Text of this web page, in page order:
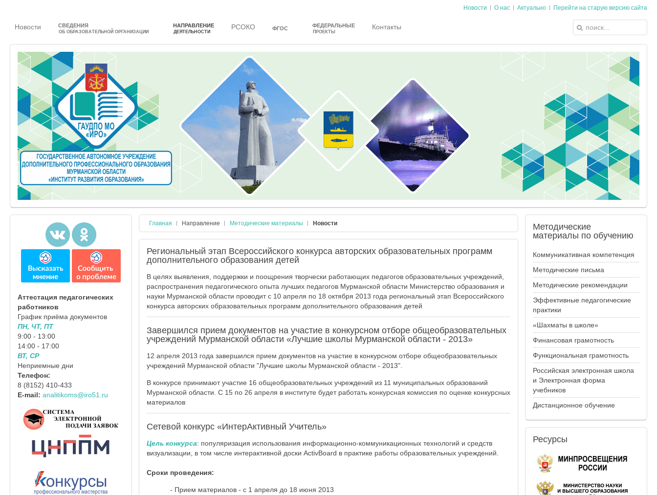
Новости О нас Актуально Перейти на старую версию сайта
Новости СВЕДЕНИЯ
ОБ ОБРАЗОВАТЕЛЬНОЙ ОРГАНИЗАЦИИ
НАПРАВЛЕНИЕ
ДЕЯТЕЛЬНОСТИ
РСОКО ФГОС ФЕДЕРАЛЬНЫЕ
ПРОЕКТЫ
Контакты
Главная Направление Методические материалы Новости
Региональный этап Всероссийского конкурса авторских образовательных программ
дополнительного образования детей
В целях выявления, поддержки и поощрения творчески работающих педагогов образовательных учреждений,
распространения педагогического опыта лучших педагогов Мурманской области Министерство образования и
науки Мурманской области проводит с 10 апреля по 18 октября 2013 года региональный этап Всероссийского
конкурса авторских образовательных программ дополнительного образования детей
Завершился прием документов на участие в конкурсном отборе общеобразовательных
учреждений Мурманской области «Лучшие школы Мурманской области - 2013»
12 апреля 2013 года завершился прием документов на участие в конкурсном отборе общеобразовательных
учреждений Мурманской области "Лучшие школы Мурманской области - 2013".
В конкурсе принимают участие 16 общеобразовательных учреждений из 11 муниципальных образований
Мурманской области. C 15 по 26 апреля в институте будет работать конкурсная комиссия по оценке конкурсных
материалов
Сетевой конкурс «ИнтерАктивный Учитель»
Цель конкурса: популяризация использования информационно-коммуникационных технологий и средств
визуализации, в том числе интерактивной доски ActivBoard в практике работы образовательных учреждений.
Сроки проведения:
- Прием материалов - с 1 апреля до 18 июня 2013
Аттестация педагогических
работников
График приёма документов
ПН, ЧТ, ПТ
9:00 - 13:00
14:00 - 17:00
ВТ, СР
Неприемные дни
Телефон:
8 (8152) 410-433
E-mail: analitikoms@iro51.ru
Методические
материалы по обучению
Коммуникативная компетенция
Методические письма
Методические рекомендации
Эффективные педагогические
практики
«Шахматы в школе»
Финансовая грамотность
Функциональная грамотность
Российская электронная школа
и Электронная форма
учебников
Дистанционное обучение
Ресурсы